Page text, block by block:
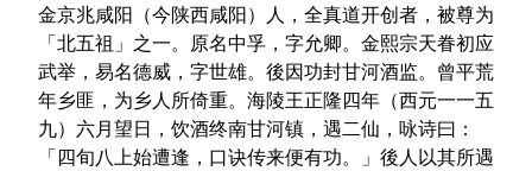
金京兆咸阳（今陕西咸阳）人，全真道开创者，被尊为
「北五祖」之一。原名中孚，字允卿。金熙宗天眷初应
武举，易名德威，字世雄。後因功封甘河酒监。曾平荒
年乡匪，为乡人所倚重。海陵王正隆四年（西元一一五
九）六月望日，饮酒终南甘河镇，遇二仙，咏诗曰：
「四旬八上始遭逢，口诀传来便有功。」後人以其所遇